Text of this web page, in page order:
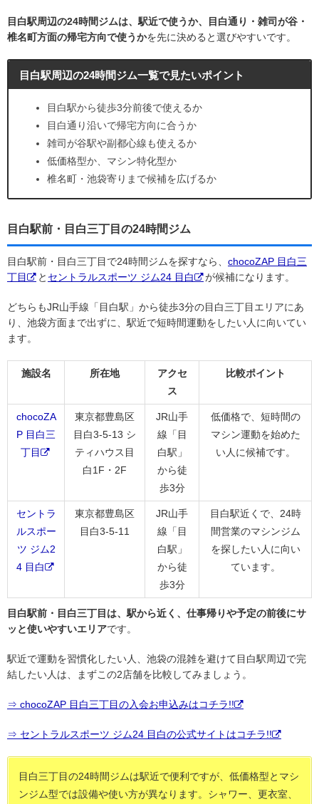
目白駅周辺の24時間ジムは、駅近で使うか、目白通り・雑司が谷・
椎名町方面の帰宅方向で使うかを先に決めると選びやすいです。
目白駅周辺の24時間ジム一覧で見たいポイント
目白駅から徒歩3分前後で使えるか
目白通り沿いで帰宅方向に合うか
雑司が谷駅や副都心線も使えるか
低価格型か、マシン特化型か
椎名町・池袋寄りまで候補を広げるか
目白駅前・目白三丁目の24時間ジム
目白駅前・目白三丁目で24時間ジムを探すなら、 chocoZAP 目白三
丁目
と セントラルスポーツ ジム24 目白 が候補になります。
どちらもJR山手線「目白駅」から徒歩3分の目白三丁目エリアにあ
り、池袋方面まで出ずに、駅近で短時間運動をしたい人に向いてい
ます。
施設名 所在地
アクセ
ス
比較ポイント
chocoZA
P 目白三
丁目
東京都豊島区
目白3-5-13 シ
ティハウス目
白1F・2F
JR山手
線「目
白駅」
から徒
歩3分
低価格で、短時間の
マシン運動を始めた
い人に候補です。
セントラ
ルスポー
ツ ジム2
4 目白
東京都豊島区
目白3-5-11
JR山手
線「目
白駅」
から徒
歩3分
目白駅近くで、24時
間営業のマシンジム
を探したい人に向い
ています。
目白駅前・目白三丁目は、駅から近く、仕事帰りや予定の前後にサ
ッと使いやすいエリアです。
駅近で運動を習慣化したい人、池袋の混雑を避けて目白駅周辺で完
結したい人は、まずこの2店舗を比較してみましょう。
⇒ chocoZAP 目白三丁目の入会お申込みはコチラ!!
⇒ セントラルスポーツ ジム24 目白の公式サイトはコチラ!!
目白三丁目の24時間ジムは駅近で便利ですが、低価格型とマシ
ンジム型では設備や使い方が異なります。シャワー、更衣室、